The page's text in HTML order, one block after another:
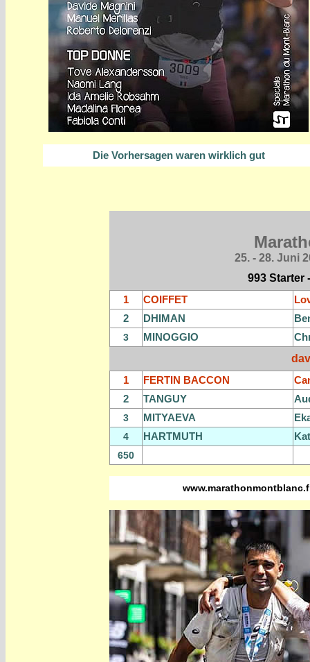
Die Vorhersagen waren wirklich gut
25. - 28. Juni
993 Starter
1
COIFFET
2
DHIMAN
3 MINOGGIO
1
FERTIN BACCON
2
TANGUY
3 MITYAEVA
4 HARTMUTH
650